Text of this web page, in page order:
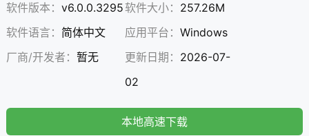
软件版本： v6.0.0.3295软件大小： 257.26M
软件语言： 简体中文 应用平台： Windows
厂商/开发者： 暂无 更新日期： 2026-07-
02
本地高速下载